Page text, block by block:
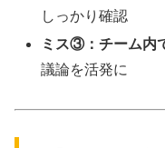
しっかり確認
ミス③：チーム内
議論を活発に